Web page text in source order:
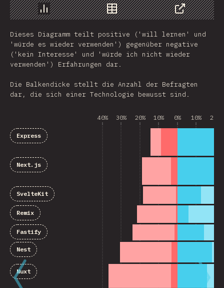
Chart Data
Share
Dieses Diagramm teilt positive ('will lernen' und
'würde es wieder verwenden') gegenüber negative
('kein Interesse' und 'würde ich nicht wieder
verwenden') Erfahrungen dar.
Die Balkendicke stellt die Anzahl der Befragten
dar, die sich einer Technologie bewusst sind.
40% 30% 20% 10% 0% 10% 20%
Express
Next.js
SvelteKit
Remix
Fastify
Nest
Nuxt